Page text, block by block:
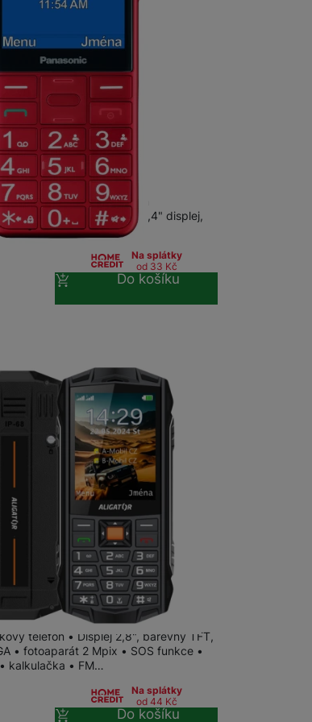
reklamy jak
Red
velkými tlačítky, nabíjecím
svítilnou a SOS tlačítkem. 2,4" displej,
0,3Mpx fotoaparát,…
Na splátky
od 33 Kč
Do košíku
black/orange
na 4 prodejnách
telefon • Displej 2,8", barevný TFT,
• fotoaparát 2 Mpix • SOS funkce •
kalkulačka • FM…
Na splátky
od 44 Kč
Do košíku